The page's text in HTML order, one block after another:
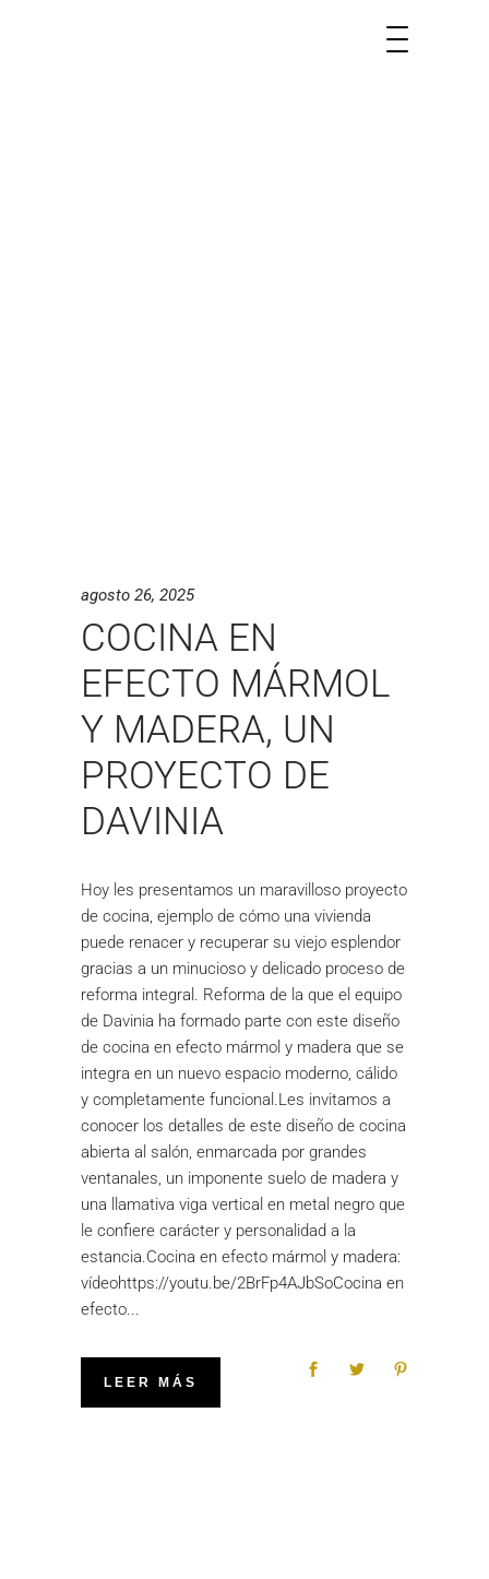
agosto 26, 2025
COCINA EN
EFECTO MÁRMOL
Y MADERA, UN
PROYECTO DE
DAVINIA
Hoy les presentamos un maravilloso proyecto
de cocina, ejemplo de cómo una vivienda
puede renacer y recuperar su viejo esplendor
gracias a un minucioso y delicado proceso de
reforma integral. Reforma de la que el equipo
de Davinia ha formado parte con este diseño
de cocina en efecto mármol y madera que se
integra en un nuevo espacio moderno, cálido
y completamente funcional.Les invitamos a
conocer los detalles de este diseño de cocina
abierta al salón, enmarcada por grandes
ventanales, un imponente suelo de madera y
una llamativa viga vertical en metal negro que
le confiere carácter y personalidad a la
estancia.Cocina en efecto mármol y madera:
vídeohttps://youtu.be/2BrFp4AJbSoCocina en
efecto
LEER MÁS